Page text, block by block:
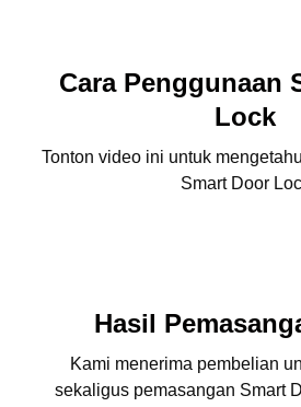
Cara Penggunaan
Lock
Tonton video ini untuk
Smart Door
Hasil
Kami menerima pembelian
sekaligus pemasangan Smart